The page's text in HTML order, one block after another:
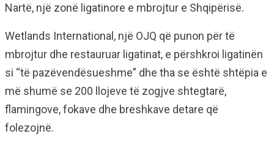
Nartë, një zonë ligatinore e mbrojtur e Shqipërisë.
Wetlands International, një OJQ që punon për të
mbrojtur dhe restauruar ligatinat, e përshkroi ligatinën
si “të pazëvendësueshme” dhe tha se është shtëpia e
më shumë se 200 llojeve të zogjve shtegtarë,
flamingove, fokave dhe breshkave detare që
folezojnë.